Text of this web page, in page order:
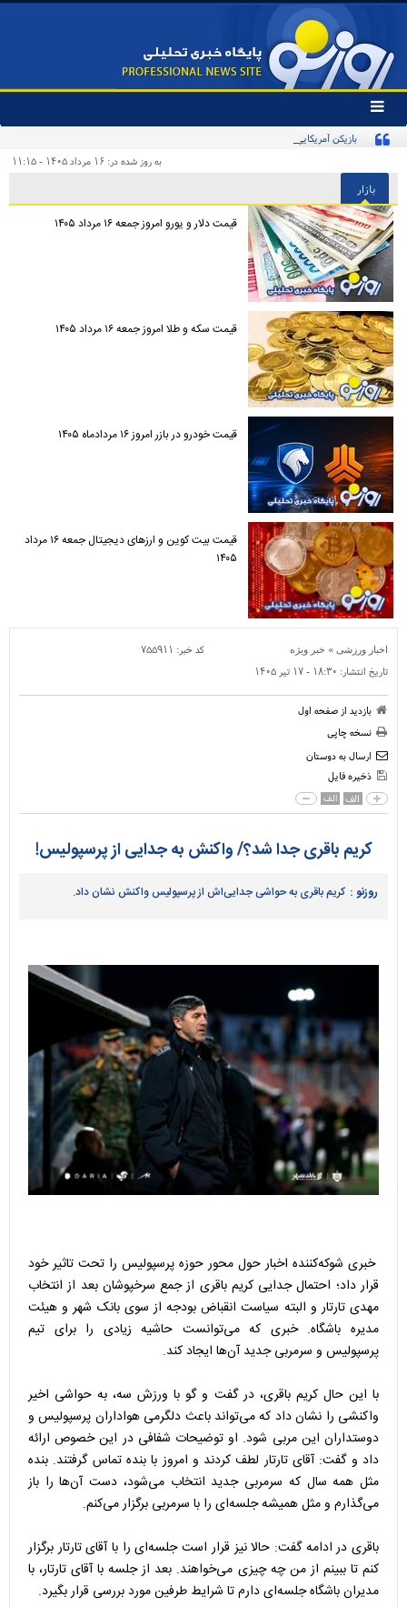
تغییر
وضعیت
منوی
ها
بازیکن آمریکایی استقلال: این قلب، تقدیم به استقلال و استقلالی‌ها/ تیم‌ملی ایران پیشنهاد
به روز شده در: ۱۶ مرداد ۱۴۰۵ - ۱۱:۱۵
بازار
قیمت دلار و یورو امروز جمعه ۱۶ مرداد ۱۴۰۵
قیمت سکه و طلا امروز جمعه ۱۶ مرداد ۱۴۰۵
قیمت خودرو در بازر امروز ۱۶ مردادماه ۱۴۰۵
قیمت بیت کوین و ارز‌های دیجیتال جمعه ۱۶ مرداد
۱۴۰۵
اخبار ورزشی » خبر ویژه کد خبر: ۷۵۵۹۱۱
تاریخ انتشار: ۱۸:۳۰ - ۱۷ تير ۱۴۰۵
بازدید از صفحه اول
نسخه چاپی
ارسال به دوستان
ذخیره فایل
الف الف
کریم باقری جدا شد؟/ واکنش به جدایی از پرسپولیس!
روزنو : کریم باقری به حواشی جدایی‌اش از پرسپولیس واکنش نشان داد.
خبری شوکه‌کننده اخبار حول محور حوزه پرسپولیس را تحت تاثیر خود
قرار داد؛ احتمال جدایی کریم باقری از جمع سرخپوشان بعد از انتخاب
مهدی تارتار و البته سیاست انقباض بودجه از سوی بانک شهر و هیئت
مدیره باشگاه. خبری که می‌توانست حاشیه زیادی را برای تیم
پرسپولیس و سرمربی جدید آن‌ها ایجاد کند.
با این حال کریم باقری، در گفت و گو با ورزش سه، به حواشی اخیر
واکنشی را نشان داد که می‌تواند باعث دلگرمی هواداران پرسپولیس و
دوستداران این مربی شود. او توضیحات شفافی در این خصوص ارائه
داد و گفت: آقای تارتار لطف کردند و امروز با بنده تماس گرفتند. بنده
مثل همه سال که سرمربی جدید انتخاب می‌شود، دست آن‌ها را باز
می‌گذارم و مثل همیشه جلسه‌ای را با سرمربی برگزار می‌کنم.
باقری در ادامه گفت: حالا نیز قرار است جلسه‌ای را با آقای تارتار برگزار
کنم تا ببینم از من چه چیزی می‌خواهند. بعد از جلسه با آقای تارتار، با
مدیران باشگاه جلسه‌ای دارم تا شرایط طرفین مورد بررسی قرار بگیرد.